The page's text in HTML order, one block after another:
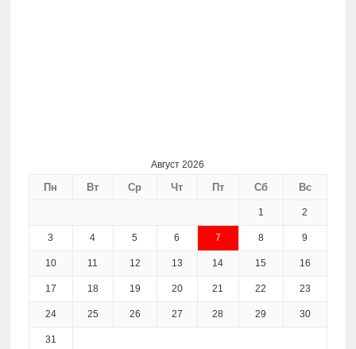
Август 2026
Пн Вт Ср Чт Пт Сб Вс
1 2
3 4 5 6 7 8 9
10 11 12 13 14 15 16
17 18 19 20 21 22 23
24 25 26 27 28 29 30
31